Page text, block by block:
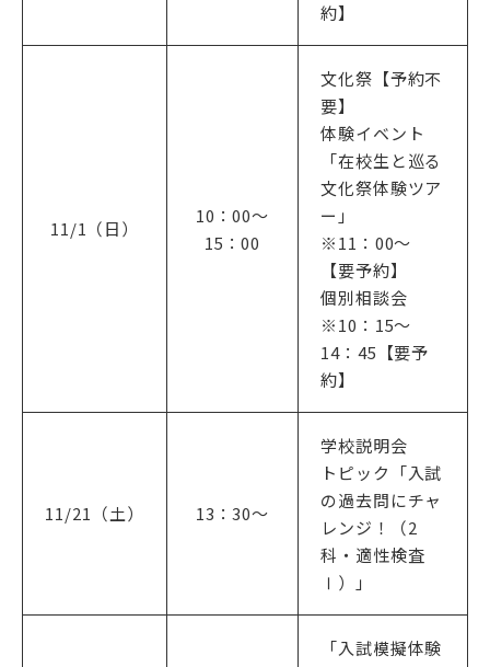
約】
11/1（日）
10：00～
15：00
文化祭【予約不
要】
体験イベント
「在校生と巡る
文化祭体験ツア
ー」
※11：00～
【要予約】
個別相談会
※10：15〜
14：45【要予
約】
11/21（土） 13：30〜
学校説明会
トピック「入試
の過去問にチャ
レンジ！（2
科・適性検査
Ⅰ）」
「入試模擬体験